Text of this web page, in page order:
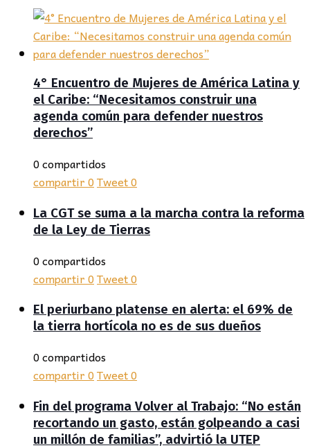
4° Encuentro de Mujeres de América Latina y
el Caribe: “Necesitamos construir una
agenda común para defender nuestros
derechos”
0 compartidos
compartir0Tweet0
La CGT se suma a la marcha contra la reforma
de la Ley de Tierras
0 compartidos
compartir0Tweet0
El periurbano platense en alerta: el 69% de
la tierra hortícola no es de sus dueños
0 compartidos
compartir0Tweet0
Fin del programa Volver al Trabajo: “No están
recortando un gasto, están golpeando a casi
un millón de familias”, advirtió la UTEP